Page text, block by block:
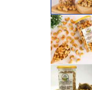
of
the
images
gallery